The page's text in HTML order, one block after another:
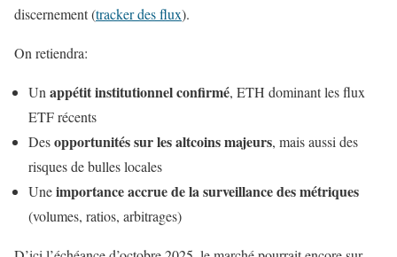
discernement (tracker des flux).
On retiendra:
Un appétit institutionnel confirmé, ETH dominant les flux
ETF récents
Desopportunités sur les altcoins majeurs, mais aussi des
risques de bulles locales
Uneimportance accrue de la surveillance des métriques
(volumes, ratios, arbitrages)